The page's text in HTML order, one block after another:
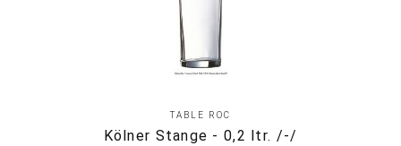
TABLE ROC
Kölner Stange - 0,2 ltr. /-/